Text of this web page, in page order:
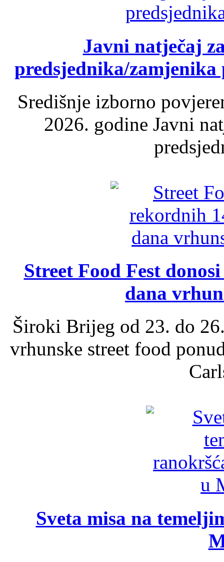
Javni natječaj
predsjednika/
Središnje izborno
2026. godine Javni
Street Food Fest
dana
Široki Brijeg od 23. do
vrhunske street food
Sveta misa na